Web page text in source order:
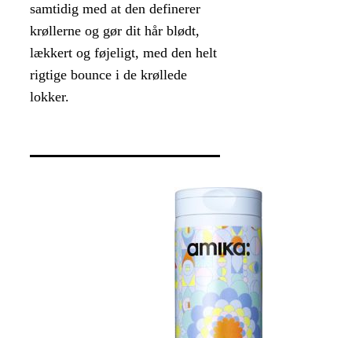
samtidig med at den definerer
krøllerne og gør dit hår blødt,
lækkert og føjeligt, med den helt
rigtige bounce i de krøllede
lokker.